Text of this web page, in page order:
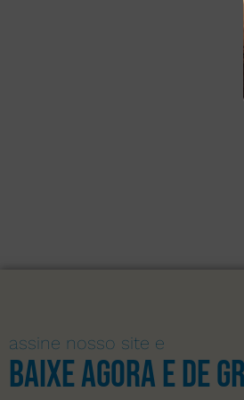
assine nosso site e
Baixe agora e de